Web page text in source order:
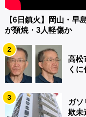
【6日鎮火】岡山・
が類焼・3人軽傷か
2
高松
く
3
ガ
欺未